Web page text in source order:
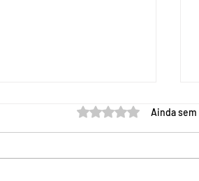
Avaliado com 0 de 5
Ainda